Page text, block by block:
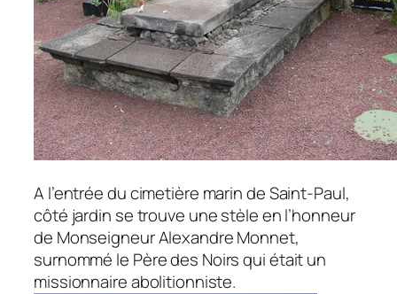
A l’entrée du cimetière marin de Saint-Paul,
côté jardin se trouve une stèle en l’honneur
de Monseigneur Alexandre Monnet,
surnommé le Père des Noirs qui était un
missionnaire abolitionniste.